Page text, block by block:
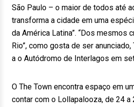
São Paulo – o maior de todos até
transforma a cidade em uma
da América Latina”. “Dos mesmos
Rio”, como gosta de ser
a o Autódromo de Interlagos em
O The Town encontra espaço em
contar com o Lollapalooza, de 24 a